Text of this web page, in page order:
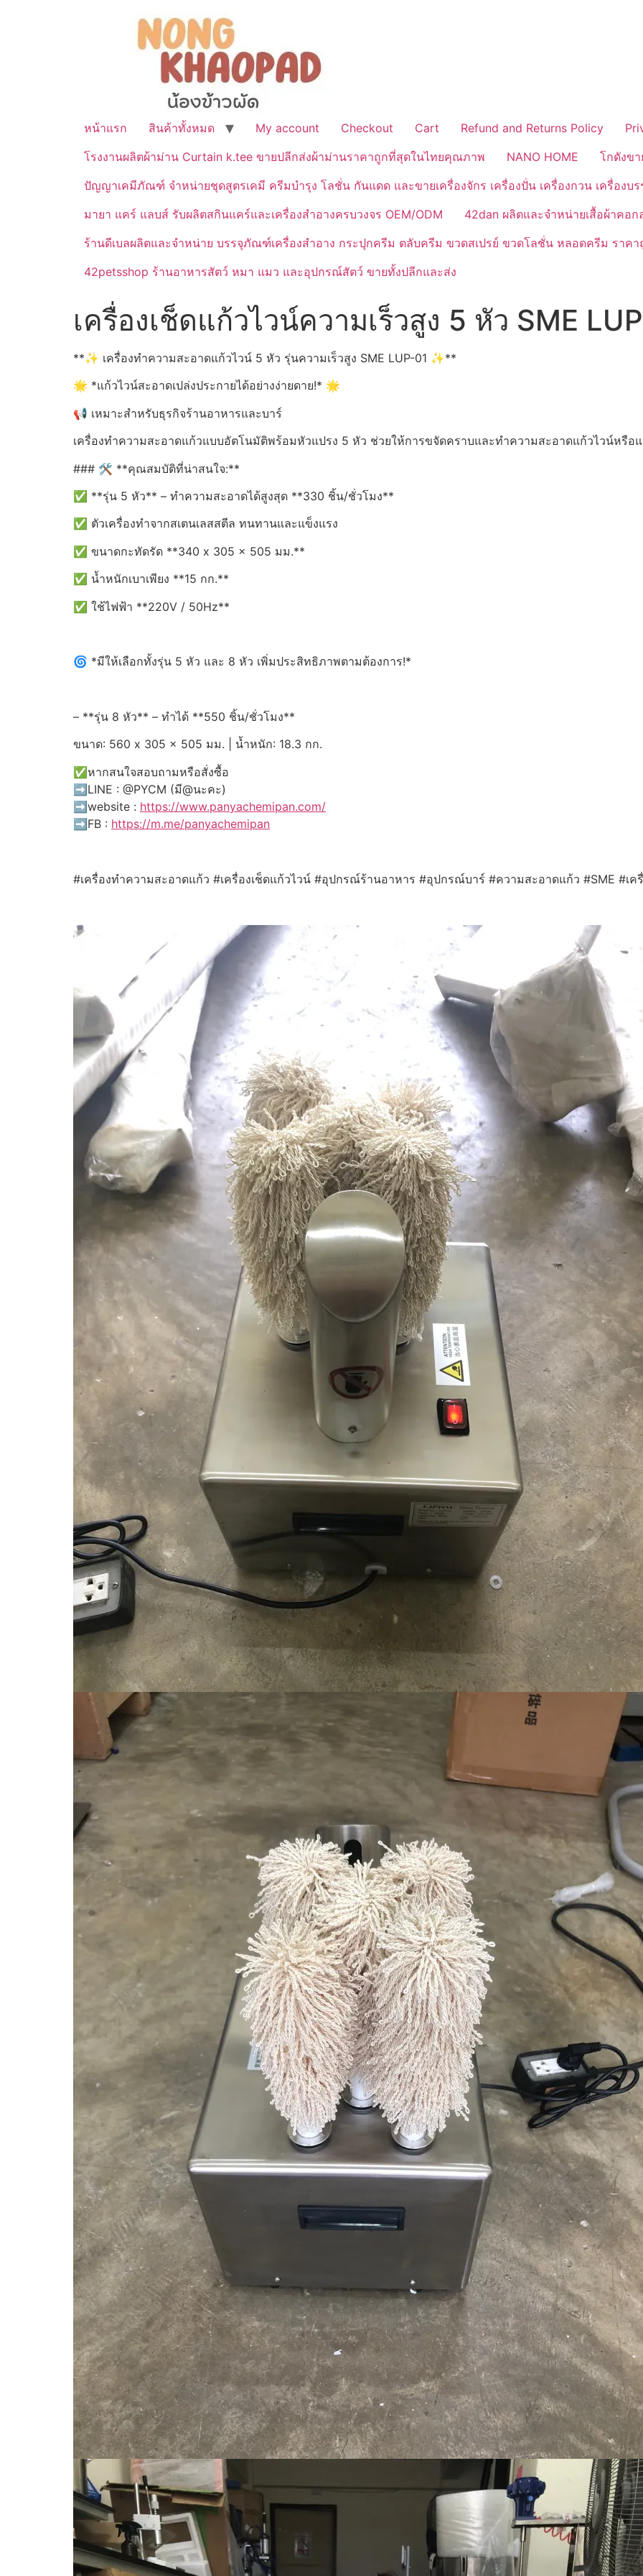
หน้าแรก สินค้าทั้งหมด My account Checkout Cart Refund and Returns Policy
โรงงานผลิตผ้าม่าน Curtain k.tee ขายปลีกส่งผ้าม่านราคาถูกที่สุดในไทยคุณภาพ
NANO HOME
โกดังข
ปัญญาเคมีภัณฑ์ จำหน่ายชุดสูตรเคมี ครีมบำรุง โลชั่น กันแดด และขายเครื่องจักร เครื่องปั่น เครื่องกวน เครื่องบร
มายา แคร์ แลบส์ รับผลิตสกินแคร์และเครื่องสำอางครบวงจร OEM/ODM
42dan ผลิตและจำหน่ายเสื้อผ้าคอ
ร้านดีเบลผลิตและจำหน่าย บรรจุภัณฑ์เครื่องสำอาง กระปุกครีม ตลับครีม ขวดสเปรย์ ขวดโลชั่น หลอดครีม ราคา
42petsshop ร้านอาหารสัตว์ หมา แมว และอุปกรณ์สัตว์ ขายทั้งปลีกและส่ง
เครื่องเช็ดแก้วไวน์ความเร็วสูง 5 หัว SME
**✨ เครื่องทำความสะอาดแก้วไวน์ 5 หัว รุ่นความเร็วสูง SME LUP-01 ✨**
🌟 *แก้วไวน์สะอาดเปล่งประกายได้อย่างง่ายดาย!* 🌟
📢 เหมาะสำหรับธุรกิจร้านอาหารและบาร์
เครื่องทำความสะอาดแก้วแบบอัตโนมัติพร้อมหัวแปรง 5 หัว ช่วยให้การขจัดคราบและทำความสะอาดแก้วไวน์หรือแก้
### 🛠 **คุณสมบัติที่น่าสนใจ:**
✅ **รุ่น 5 หัว** – ทำความสะอาดได้สูงสุด **330 ชิ้น/ชั่วโมง**
✅ ตัวเครื่องทำจากสเตนเลสสตีล ทนทานและแข็งแรง
✅ ขนาดกะทัดรัด **340 x 305 x 505 มม.**
✅ น้ำหนักเบาเพียง **15 กก.**
✅ ใช้ไฟฟ้า **220V / 50Hz**
🌀 *มีให้เลือกทั้งรุ่น 5 หัว และ 8 หัว เพิ่มประสิทธิภาพตามต้องการ!*
– **รุ่น 8 หัว** – ทำได้ **550 ชิ้น/ชั่วโมง**
ขนาด: 560 x 305 x 505 มม. | น้ำหนัก: 18.3 กก.
✅หากสนใจสอบถามหรือสั่งซื้อ
➡️LINE : @PYCM (มี@นะคะ)
➡️website : https://www.panyachemipan.com/
➡️FB : https://m.me/panyachemipan
#เครื่องทำความสะอาดแก้ว #เครื่องเช็ดแก้วไวน์ #อุปกรณ์ร้านอาหาร #อุปกรณ์บาร์ #ความสะอาดแก้ว #SME #เค